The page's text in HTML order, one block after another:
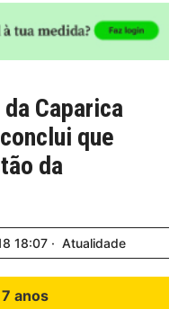
Caparica
que
da
18:07 Atualidade
anos